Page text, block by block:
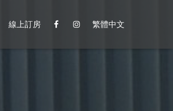
線上訂房 繁體中文